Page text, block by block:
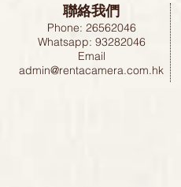
聯絡我們
Phone: 26562046
Whatsapp: 93282046
Email
admin@rentacamera.com.hk